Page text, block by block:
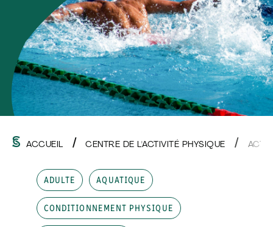
ACCUEIL CENTRE DE L'ACTIVITÉ PHYSIQUE
ADULTE AQUATIQUE
CONDITIONNEMENT PHYSIQUE